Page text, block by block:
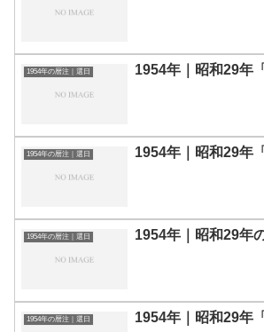
1954年の暦注｜選日 1954年｜昭和29年
1954年の暦注｜選日 1954年｜昭和29年
1954年の暦注｜選日 1954年｜昭和29年
1954年の暦注｜選日 1954年｜昭和29年